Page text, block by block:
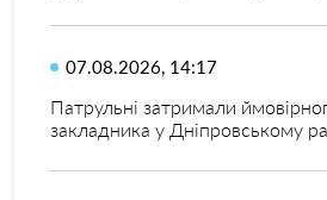
07.08.2026, 14:17
Патрульні затримали
закладника у Дніпровському